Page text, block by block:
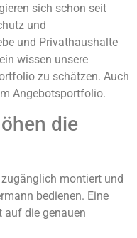
sich schon seit
und
und Privathaushalte
wissen unsere
zu schätzen. Auch
Angebotsportfolio.
die
montiert und
bedienen. Eine
auf die genauen